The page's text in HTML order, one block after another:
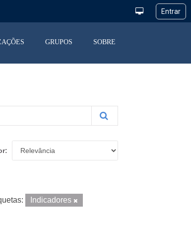
GRUPOS SOBRE
Indicadores